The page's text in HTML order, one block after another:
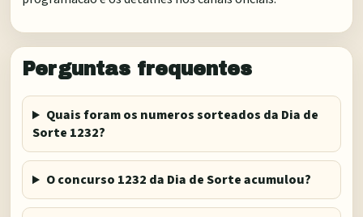
Perguntas frequentes
Quais foram os numeros sorteados da Dia de
Sorte 1232?
O concurso 1232 da Dia de Sorte acumulou?